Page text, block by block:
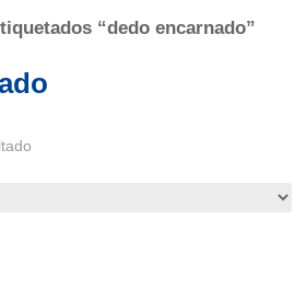
“dedo encarnado”